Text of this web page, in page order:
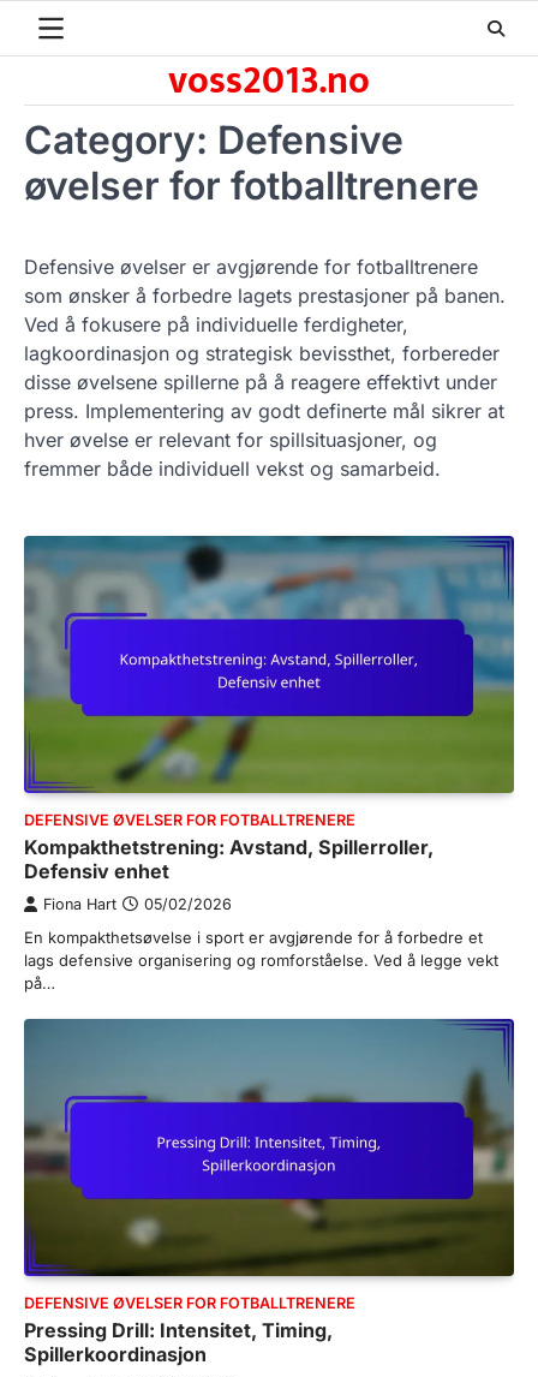
voss2013.no
Category: Defensive
øvelser for fotballtrenere
Defensive øvelser er avgjørende for fotballtrenere
som ønsker å forbedre lagets prestasjoner på banen.
Ved å fokusere på individuelle ferdigheter,
lagkoordinasjon og strategisk bevissthet, forbereder
disse øvelsene spillerne på å reagere effektivt under
press. Implementering av godt definerte mål sikrer at
hver øvelse er relevant for spillsituasjoner, og
fremmer både individuell vekst og samarbeid.
DEFENSIVE ØVELSER FOR FOTBALLTRENERE
Kompakthetstrening: Avstand, Spillerroller,
Defensiv enhet
Fiona Hart 05/02/2026
En kompakthetsøvelse i sport er avgjørende for å forbedre et
lags defensive organisering og romforståelse. Ved å legge vekt
på…
DEFENSIVE ØVELSER FOR FOTBALLTRENERE
Pressing Drill: Intensitet, Timing,
Spillerkoordinasjon